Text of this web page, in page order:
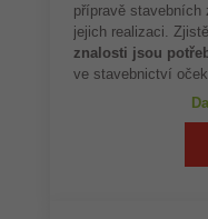
přípravě stavebních
jejich realizaci.
znalosti jsou
ve stavebnictví